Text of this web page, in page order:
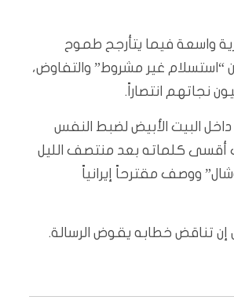
واسعة فيما يتأرجح طموح
“استسلام غير مشروط” والتفاوض،
نجاتهم انتصاراً.
البيت الأبيض لضبط النفس
أقسى كلماته بعد منتصف الليل
ووصف مقترحاً إيرانياً
تناقض خطابه يقوض الرسالة.